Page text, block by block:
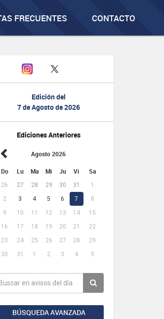
FRECUENTES CONTACTO
Edición del
7 de Agosto de 2026
Ediciones Anteriores
Agosto 2026
Do Lu Ma Mi Ju Vi Sa
26 27 28 29 30 31
1
2
3 4 5 6 7
8
9
10 11 12 13 14
15
16
17 18 19 20 21
22
23
24 25 26 27 28
29
30
31 1 2 3 4 5
BÚSQUEDA AVANZADA